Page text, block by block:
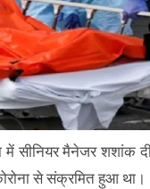
सीनियर मैनेजर शशांक
कोरोना से संक्रमित हुआ था।